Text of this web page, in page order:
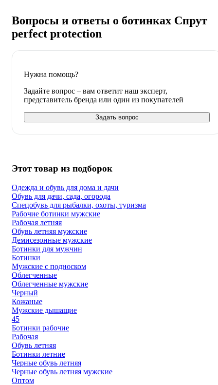
Вопросы и ответы о ботинках Спрут
perfect protection
Нужна помощь?
Задайте вопрос – вам ответит наш эксперт,
представитель бренда или один из покупателей
Задать вопрос
Этот товар из подборок
Одежда и обувь для дома и дачи
Обувь для дачи, сада, огорода
Спецобувь для рыбалки, охоты, туризма
Рабочие ботинки мужские
Рабочая летняя
Обувь летняя мужские
Демисезонные мужские
Ботинки для мужчин
Ботинки
Мужские с подноском
Облегченные
Облегченные мужские
Черный
Кожаные
Мужские дышащие
45
Ботинки рабочие
Рабочая
Обувь летняя
Ботинки летние
Черные обувь летняя
Черные обувь летняя мужские
Оптом